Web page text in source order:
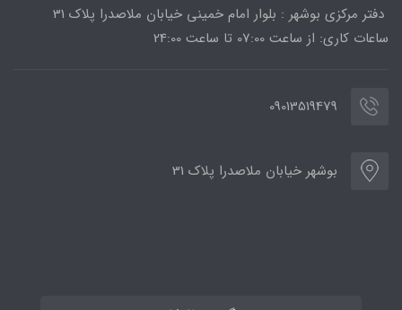
دفتر مرکزی بوشهر : بلوار امام خمینی خیابان ملاصدرا پلاک 31
ساعات کاری: از ساعت 07:00 تا ساعت 24:00
09013519479
بوشهر خیابان ملاصدرا پلاک 31